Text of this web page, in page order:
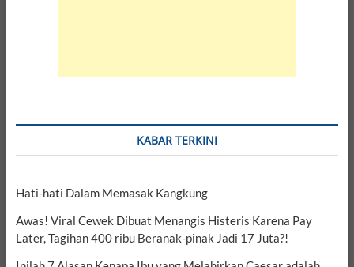
KABAR TERKINI
Hati-hati Dalam Memasak Kangkung
Awas! Viral Cewek Dibuat Menangis Histeris Karena Pay
Later, Tagihan 400 ribu Beranak-pinak Jadi 17 Juta?!